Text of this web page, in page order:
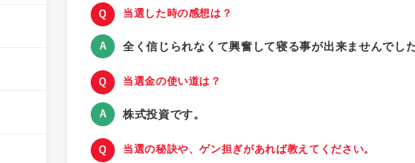
当選した時の感想は？
全く信じられなくて興奮して寝る事が出来ませんでし
当選金の使い道は？
株式投資です。
当選の秘訣や、ゲン担ぎがあれば教えてください。